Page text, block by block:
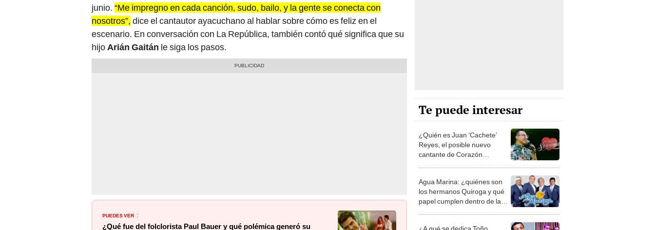
junio. “Me impregno en cada canción, sudo, bailo, y la gente se conecta con
nosotros”, dice el cantautor ayacuchano al hablar sobre cómo es feliz en el
escenario. En conversación con La República, también contó qué significa que su
hijoArián Gaitán le siga los pasos.
PUEDES VER :
¿Qué fue del folclorista Paul Bauer y qué polémica generó su
Te puede interesar
¿Quién es Juan ‘Cachete’
Reyes, el posible nuevo
cantante de Corazón
Agua Marina: ¿quiénes son
los hermanos Quiroga y qué
papel cumplen dentro de la
¿A qué se dedica Toño